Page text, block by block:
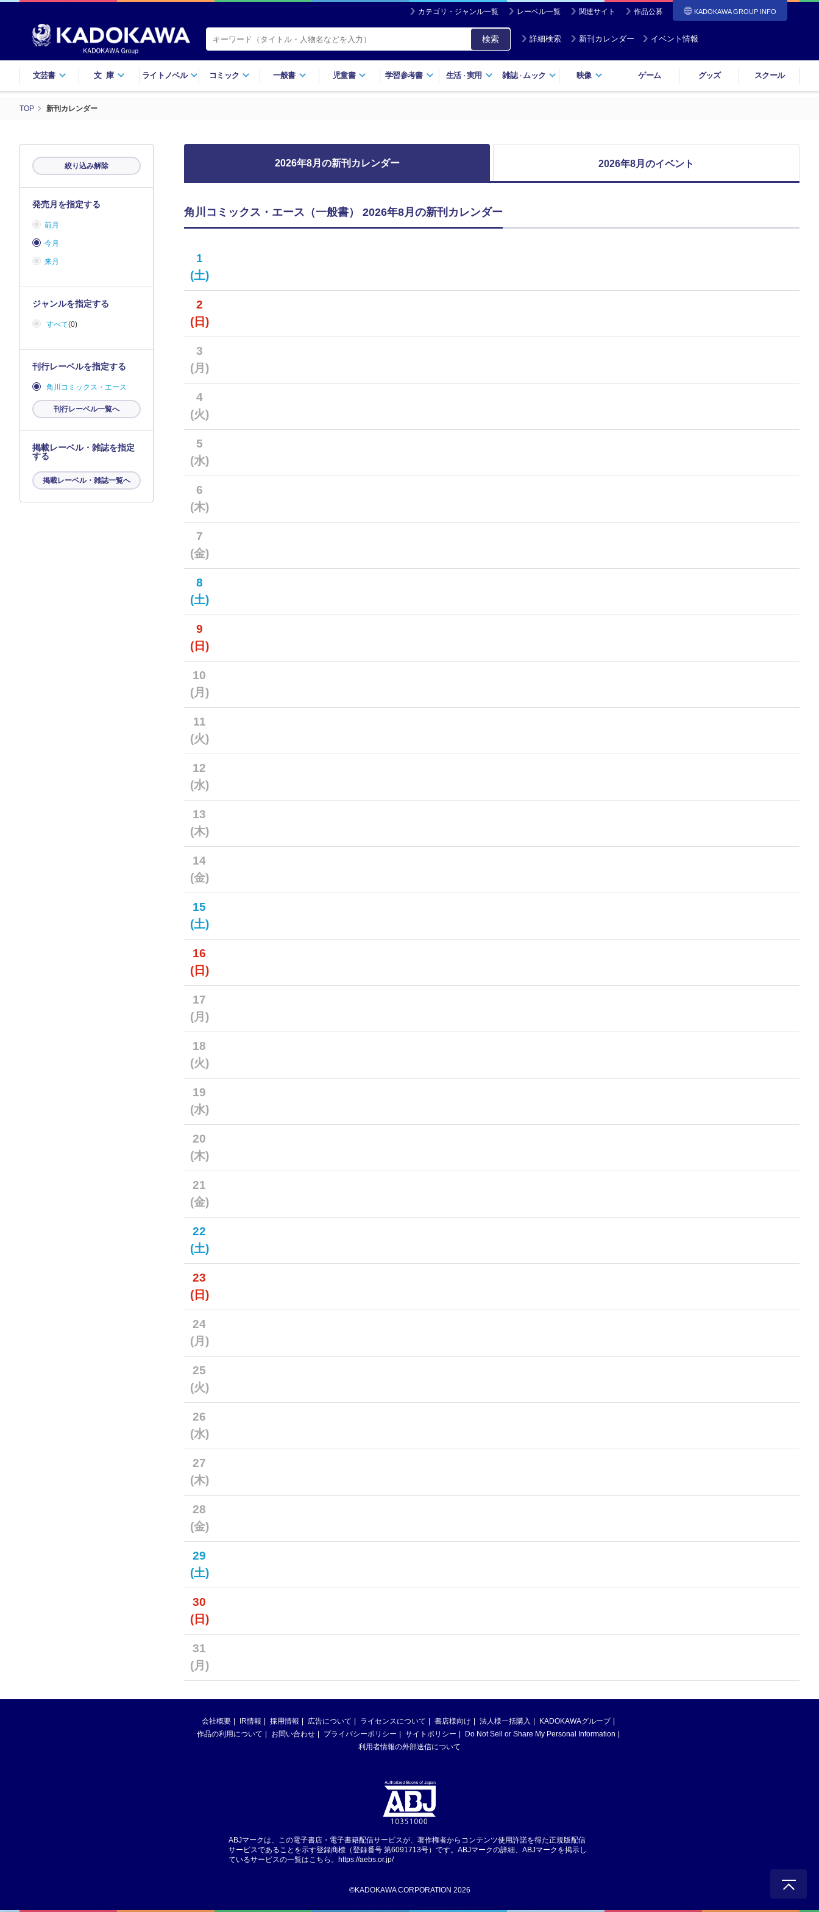
カテゴリ・ジャンル一覧 レーベル一覧 関連サイト 作品公募 KADOKAWA GROUP INFO
検索 詳細検索 新刊カレンダー イベント情報
文芸書 文庫 ライトノベル コミック 一般書 児童書 学習参考書 生活・実用 雑誌・ ムック 映像 ゲーム グッズ スクール
TOP 新刊カレンダー
2026年8月の新刊カレンダー 2026年8月のイベント
角川コミックス・エース（一般書） 2026年8月の新刊カレンダー
1
(土)
2
(日)
3
(月)
4
(火)
5
(水)
6
(木)
7
(金)
8
(土)
9
(日)
10
(月)
11
(火)
12
(水)
13
(木)
14
(金)
15
(土)
16
(日)
17
(月)
18
(火)
19
(水)
20
(木)
21
(金)
22
(土)
23
(日)
24
(月)
25
(火)
26
(水)
27
(木)
28
(金)
29
(土)
30
(日)
31
(月)
絞り込み解除
発売月を指定する
前月
今月
来月
ジャンルを指定する
すべて(0)
刊行レーベルを指定する
角川コミックス・エース
刊行レーベル一覧へ
掲載レーベル・雑誌を指定
する
掲載レーベル・雑誌一覧へ
会社概要 IR情報 採用情報 広告について ライセンスについて 書店様向け 法人様一括購入
KADOKAWAグループ
作品の利用について
お問い合わせ プライバシーポリシー サイトポリシー
Do Not Sell or Share My Personal Information
利用者情報の外部送信について
ABJマークは、この電子書店・電子書籍配信サービスが、著作権者からコンテンツ使用許諾を得た正規版配信
サービスであることを示す登録商標（登録番号 第6091713号）です。ABJマークの詳細、ABJマークを掲示し
ているサービスの一覧はこちら。 https://aebs.or.jp/
©KADOKAWA CORPORATION 2026